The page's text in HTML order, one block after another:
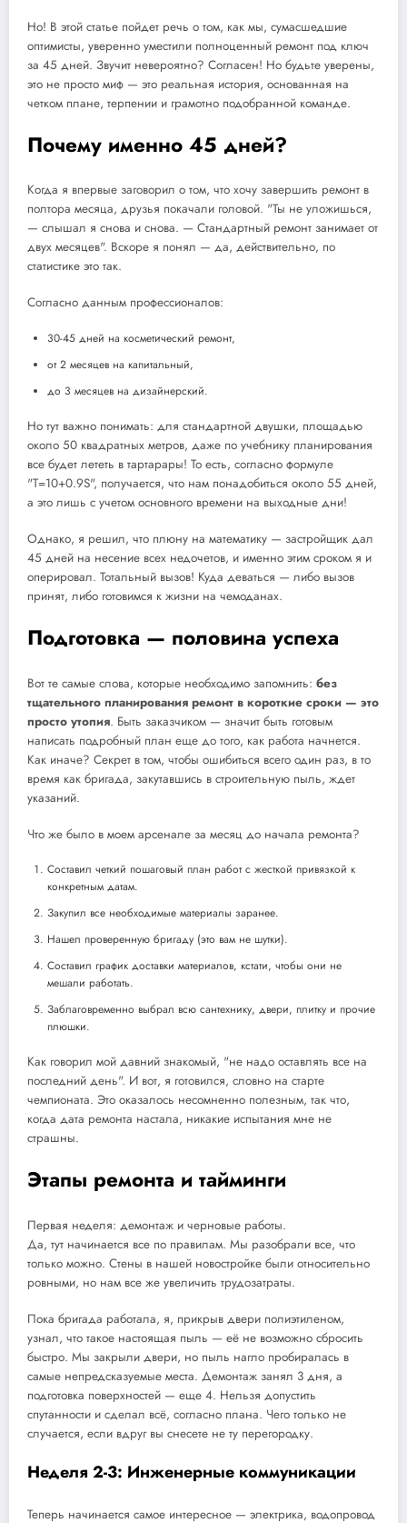
Но! В этой статье пойдет речь о том, как мы, сумасшедшие
оптимисты, уверенно уместили полноценный ремонт под ключ
за 45 дней. Звучит невероятно? Согласен! Но будьте уверены,
это не просто миф — это реальная история, основанная на
четком плане, терпении и грамотно подобранной команде.
Почему именно 45 дней?
Когда я впервые заговорил о том, что хочу завершить ремонт в
полтора месяца, друзья покачали головой. "Ты не уложишься,
— слышал я снова и снова. — Стандартный ремонт занимает от
двух месяцев". Вскоре я понял — да, действительно, по
статистике это так.
Согласно данным профессионалов:
30-45 дней на косметический ремонт,
от 2 месяцев на капитальный,
до 3 месяцев на дизайнерский.
Но тут важно понимать: для стандартной двушки, площадью
около 50 квадратных метров, даже по учебнику планирования
все будет лететь в тартарары! То есть, согласно формуле
"Т=10+0.9S", получается, что нам понадобиться около 55 дней,
а это лишь с учетом основного времени на выходные дни!
Однако, я решил, что плюну на математику — застройщик дал
45 дней на несение всех недочетов, и именно этим сроком я и
оперировал. Тотальный вызов! Куда деваться — либо вызов
принят, либо готовимся к жизни на чемоданах.
Подготовка — половина успеха
Вот те самые слова, которые необходимо запомнить: без
тщательного планирования ремонт в короткие сроки — это
просто утопия. Быть заказчиком — значит быть готовым
написать подробный план еще до того, как работа начнется.
Как иначе? Секрет в том, чтобы ошибиться всего один раз, в то
время как бригада, закутавшись в строительную пыль, ждет
указаний.
Что же было в моем арсенале за месяц до начала ремонта?
Составил четкий пошаговый план работ с жесткой привязкой к
конкретным датам.
Закупил все необходимые материалы заранее.
Нашел проверенную бригаду (это вам не шутки).
Составил график доставки материалов, кстати, чтобы они не
мешали работать.
Заблаговременно выбрал всю сантехнику, двери, плитку и прочие
плюшки.
Как говорил мой давний знакомый, "не надо оставлять все на
последний день". И вот, я готовился, словно на старте
чемпионата. Это оказалось несомненно полезным, так что,
когда дата ремонта настала, никакие испытания мне не
страшны.
Этапы ремонта и тайминги
Первая неделя: демонтаж и черновые работы.
Да, тут начинается все по правилам. Мы разобрали все, что
только можно. Стены в нашей новостройке были относительно
ровными, но нам все же увеличить трудозатраты.
Пока бригада работала, я, прикрыв двери полиэтиленом,
узнал, что такое настоящая пыль — её не возможно сбросить
быстро. Мы закрыли двери, но пыль нагло пробиралась в
самые непредсказуемые места. Демонтаж занял 3 дня, а
подготовка поверхностей — еще 4. Нельзя допустить
спутанности и сделал всё, согласно плана. Чего только не
случается, если вдруг вы снесете не ту перегородку.
Неделя 2-3: Инженерные коммуникации
Теперь начинается самое интересное — электрика, водопровод